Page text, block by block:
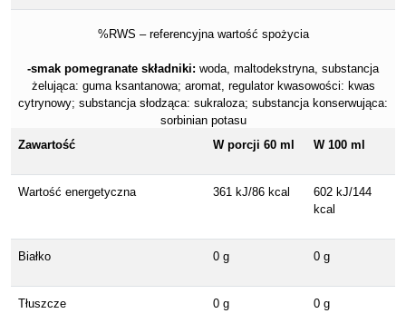
%RWS – referencyjna wartość spożycia
-smak pomegranate składniki: woda, maltodekstryna, substancja
żelująca: guma ksantanowa; aromat, regulator kwasowości: kwas
cytrynowy; substancja słodząca: sukraloza; substancja konserwująca:
sorbinian potasu
Zawartość
W porcji 60 ml W 100 ml
Wartość energetyczna 361 kJ/86 kcal
602 kJ/144
kcal
Białko 0 g 0 g
Tłuszcze 0 g 0 g